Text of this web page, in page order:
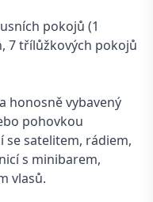
pokojů (1
7 třílůžkových pokojů
honosně vybavený
pohovkou
satelitem, rádiem,
s minibarem,
vlasů.